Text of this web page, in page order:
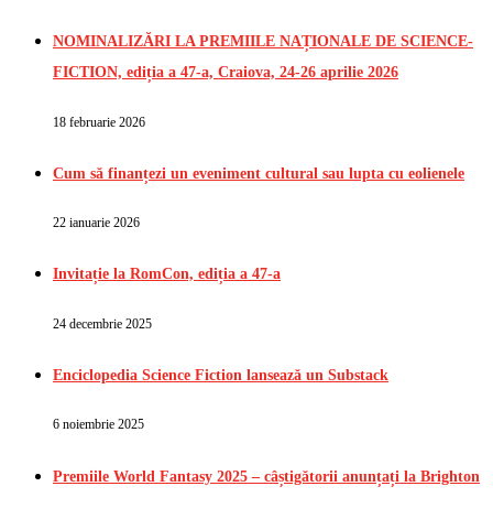
NOMINALIZĂRI LA PREMIILE NAȚIONALE DE SCIENCE-
FICTION, ediția a 47-a, Craiova, 24-26 aprilie 2026
18 februarie 2026
Cum să finanțezi un eveniment cultural sau lupta cu eolienele
22 ianuarie 2026
Invitație la RomCon, ediția a 47-a
24 decembrie 2025
Enciclopedia Science Fiction lansează un Substack
6 noiembrie 2025
Premiile World Fantasy 2025 – câștigătorii anunțați la Brighton